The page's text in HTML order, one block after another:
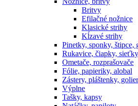
Britvy
Efilačné nožnice
Klasické strihy
Kĺzavé strihy
Pinetky, sponky, štipce,
Rukavice, čiapky, sieťky
Ometače, rozprašovače
Fólie, papieriky, alobal
Zástery, pláštenky,
Výplne
Tašky, kapsy